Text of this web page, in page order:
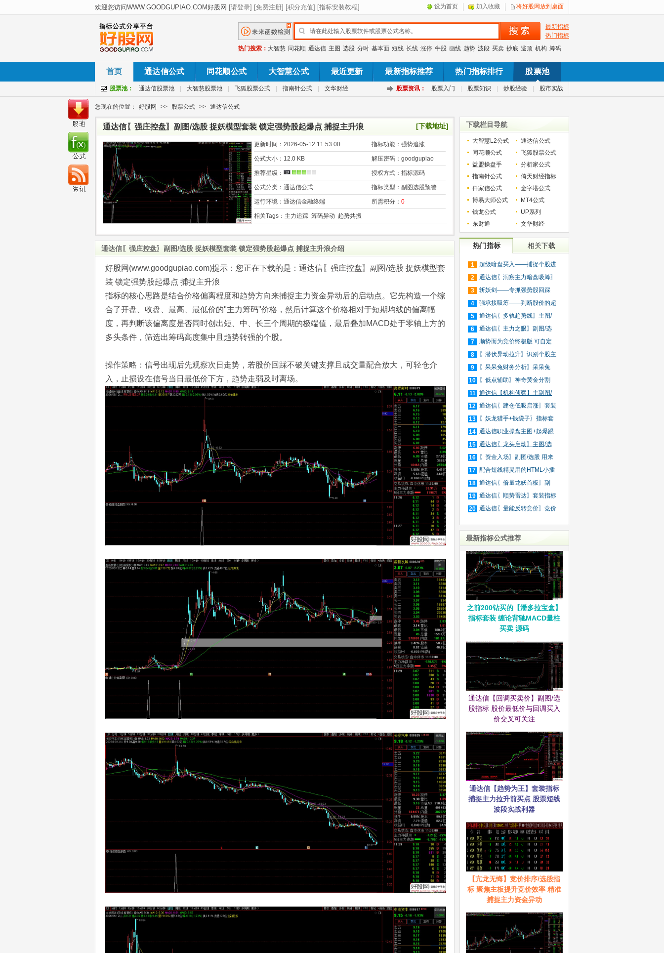
设为首页 加入收藏 将好股网放到桌面
最新指标
热门指标
热门搜索： 大智慧 同花顺 通达信 主图 选股 分时 基本面 短线 长线 涨停 牛股 画线 趋势 波段 买卖 抄底 逃顶 机构 筹码
首页 通达信公式 同花顺公式 大智慧公式 最近更新 最新指标推荐 热门指标排行 股票池
股票池： 通达信股票池 大智慧股票池 飞狐股票公式 指南针公式 文华财经 股票资讯： 股票入门 股票知识 炒股经验 股市实战
您现在的位置： 好股网 >> 股票公式 >> 通达信公式
通达信〖强庄控盘〗副图/选股 捉妖模型套装 锁定强势股起爆点 捕捉主升浪 [下载地址]
更新时间： 2026-05-12 11:53:00 指标功能： 强势追涨
公式大小： 12.0 KB 解压密码： goodgupiao
推荐星级： 授权方式： 指标源码
公式分类： 通达信公式 指标类型： 副图选股预警
运行环境： 通达信金融终端 所需积分： 0
相关Tags： 主力追踪 筹码异动 趋势共振
通达信〖强庄控盘〗副图/选股 捉妖模型套装 锁定强势股起爆点 捕捉主升浪介绍
好股网(www.goodgupiao.com)提示：您正在下载的是：通达信〖强庄控盘〗副图/选股 捉妖模型套
装 锁定强势股起爆点 捕捉主升浪
指标的核心思路是结合价格偏离程度和趋势方向来捕捉主力资金异动后的启动点。它先构造一个综
合了开盘、收盘、最高、最低价的"主力筹码"价格，然后计算这个价格相对于短期均线的偏离幅
度，再判断该偏离度是否同时创出短、中、长三个周期的极端值，最后叠加MACD处于零轴上方的
多头条件，筛选出筹码高度集中且趋势转强的个股。
操作策略‌：信号出现后先观察次日走势，若股价回踩不破关键支撑且成交量配合放大，可轻仓介
入，止损设在信号当日最低价下方，趋势走弱及时离场。
下载栏目导航
大智慧L2公式
通达信公式
同花顺公式
飞狐股票公式
益盟操盘手
分析家公式
指南针公式
倚天财经指标
仟家信公式
金字塔公式
博易大师公式
MT4公式
钱龙公式
UP系列
东财通
文华财经
热门指标 相关下载
1
超级暗盘买入——捕捉个股进
入
2
通达信〖洞察主力暗盘吸筹〗
捕
3
斩妖剑——专抓强势股回踩
20日
4
强承接吸筹——判断股价的超
买
5
通达信〖多轨趋势线〗主图/
选
6
通达信〖主力之眼〗副图/选
股
7
顺势而为竞价终极版 可自定
义
8
〖潜伏异动拉升〗识别个股主
力
9
〖呆呆兔财务分析〗呆呆兔
F10
10
〖低点辅助〗神奇黄金分割
+趋
11 通达信【机构侦察】主副图/
选
12 通达信〖建仓低吸启涨〗套装
指
13
〖妖龙猎手+钱袋子〗指标套
装
14 通达信职业操盘主图+起爆跟
庄
15 通达信〖龙头启动〗主图/选
股
16
〖资金入场〗副图/选股 用来
抓
17 配合短线精灵用的HTML小插
件
18 通达信〖倍量龙妖首板〗副
图/
19 通达信〖顺势雷达〗套装指标
20 通达信〖量能反转竞价〗竞价
最新指标公式推荐
之前200钻买的【潘多拉宝盒】
指标套装 缠论背驰MACD量柱
买卖 源码
通达信【回调买卖价】副图/选
股指标 股价最低价与回调买入
价交叉可关注
通达信【趋势为王】套装指标
捕捉主力拉升前买点 股票短线
波段实战利器
【亢龙无悔】竞价排序/选股指
标 聚焦主板提升竞价效率 精准
捕捉主力资金异动